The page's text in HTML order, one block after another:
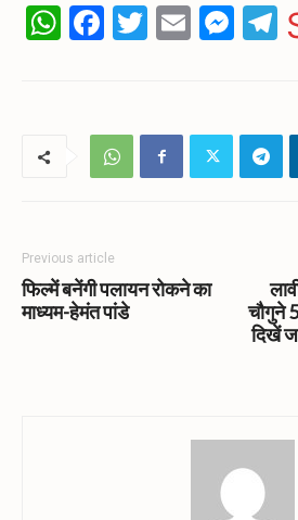
WhatsApp
Facebook
Twitter
Email
Previous article
फिल्में बनेंगी पलायन रोकने का
माध्यम-हेमंत पांडे
चौगुने
दिखें